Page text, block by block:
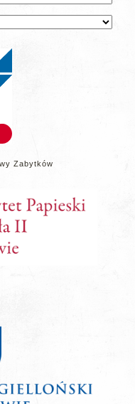
Zabytków